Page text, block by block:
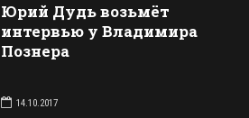
Юрий Дудь возьмёт
интервью у Владимира
Познера
14.10.2017